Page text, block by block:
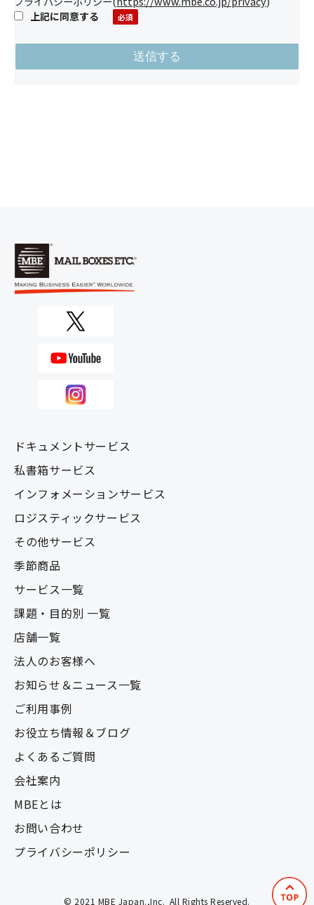
上記に同意する
ドキュメントサービス
私書箱サービス
インフォメーションサービス
ロジスティックサービス
その他サービス
季節商品
サービス一覧
課題・目的別 一覧
店舗一覧
法人のお客様へ
お知らせ＆ニュース一覧
ご利用事例
お役立ち情報＆ブログ
よくあるご質問
会社案内
MBEとは
お問い合わせ
プライバシーポリシー
© 2021 MBE Japan.,Inc.  All Rights Reserved.